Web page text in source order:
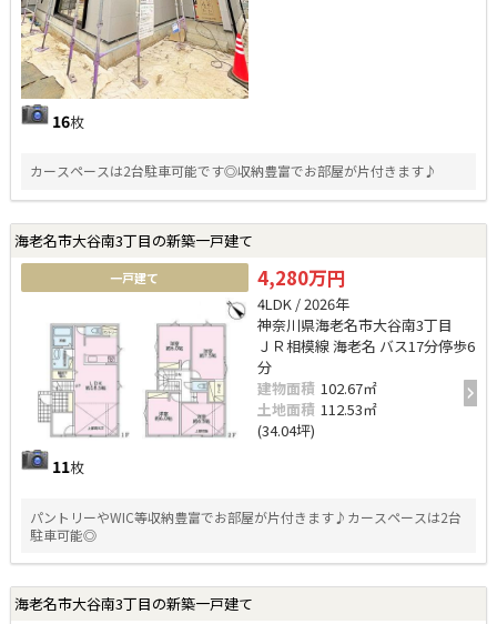
16枚
カースペースは2台駐車可能です◎収納豊富でお部屋が片付きます♪
海老名市大谷南3丁目の新築一戸建て
一戸建て
11枚
4,280万円
4LDK / 2026年
神奈川県海老名市大谷南3丁目
ＪＲ相模線 海老名 バス17分停歩6
分
建物面積 102.67㎡
土地面積 112.53㎡
(34.04坪)
パントリーやWIC等収納豊富でお部屋が片付きます♪カースペースは2台
駐車可能◎
海老名市大谷南3丁目の新築一戸建て